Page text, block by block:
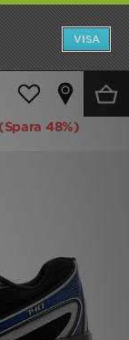
VISA
(Spara 48%)